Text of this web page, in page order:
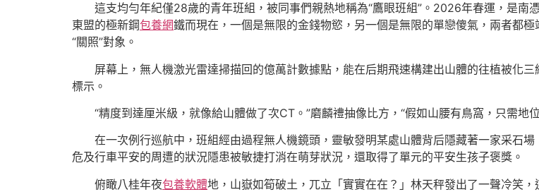
這支均勻年紀僅28歲的青年班組，被同事們親熱地稱為“鷹眼班組”。2026年春運，是
東盟的極新鋼包養網鐵而現在，一個是無限的金錢物慾，另一個是無限的單戀傻氣，兩者都極
“關照”對象。
屏幕上，無人機激光雷達掃描回的億萬計數據點，能在后期飛速構建出山體的往植被化
標示。
“精度到達厘米級，就像給山體做了次CT。”磨麟禮抽像比方，“假如山腰有鳥窩，只需地
在一次例行巡航中，班組經由過程無人機鏡頭，靈敏發明某處山體背后隱藏著一家采石
危及行車平安的周遭的狀況隱患被敏捷打消在萌芽狀況，還取得了單元的平安生孩子褒獎。
俯瞰八桂年夜包養軟體地，山嶽如筍破土，兀立「實實在在？」林天秤發出了一聲冷笑，